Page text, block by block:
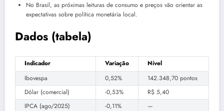
No Brasil, as próximas leituras de consumo e preços vão orientar as
expectativas sobre política monetária local.
Dados (tabela)
Indicador Variação
Nível
Ibovespa
0,52%
142.348,70 pontos
Dólar (comercial)
-0,53%
R$ 5,40
IPCA (ago/2025)
-0,11%
—